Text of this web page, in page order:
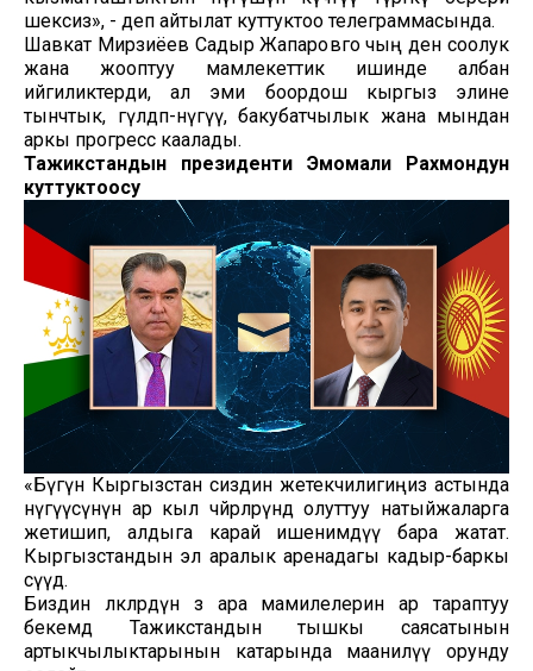
шексиз», - деп айтылат куттуктоо телеграммасында.
Шавкат Мирзиёев Садыр Жапаровго чың ден соолук
жана жооптуу мамлекеттик ишинде албан
ийгиликтерди, ал эми боордош кыргыз элине
тынчтык, гүлдөп-өнүгүү, бакубатчылык жана мындан
аркы прогресс каалады.
Тажикстандын президенти Эмомали Рахмондун
куттуктоосу
«Бүгүн Кыргызстан сиздин жетекчилигиңиз астында
өнүгүүсүнүн ар кыл чөйрөлөрүндө олуттуу натыйжаларга
жетишип, алдыга карай ишенимдүү бара жатат.
Кыргызстандын эл аралык аренадагы кадыр-баркы
өсүүдө.
Биздин өлкөлөрдүн өз ара мамилелерин ар тараптуу
бекемдөө Тажикстандын тышкы саясатынын
артыкчылыктарынын катарында маанилүү орунду